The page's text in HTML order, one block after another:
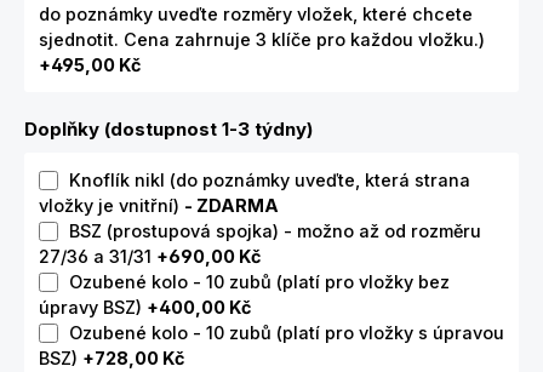
do poznámky uveďte rozměry vložek, které chcete
sjednotit. Cena zahrnuje 3 klíče pro každou vložku.)
+495,00 Kč
Doplňky (dostupnost 1-3 týdny)
Knoflík nikl (do poznámky uveďte, která strana
vložky je vnitřní) - ZDARMA
BSZ (prostupová spojka) - možno až od rozměru
27/36 a 31/31 +690,00 Kč
Ozubené kolo - 10 zubů (platí pro vložky bez
úpravy BSZ) +400,00 Kč
Ozubené kolo - 10 zubů (platí pro vložky s úpravou
BSZ) +728,00 Kč